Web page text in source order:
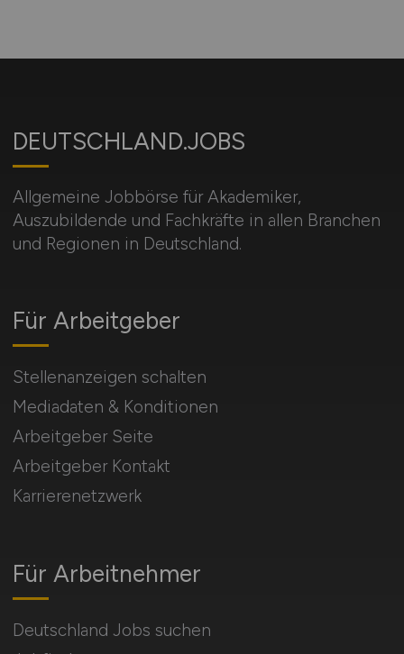
DEUTSCHLAND.JOBS
Allgemeine Jobbörse für Akademiker,
Auszubildende und Fachkräfte in allen Branchen
und Regionen in Deutschland.
Für Arbeitnehmer
Deutschland Jobs suchen
Für Arbeitgeber
Stellenanzeigen schalten
Mediadaten & Konditionen
Arbeitgeber Seite
Arbeitgeber Kontakt
Karrierenetzwerk